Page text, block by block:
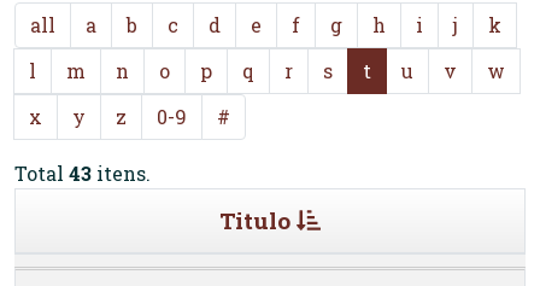
all a b c d e f g h i j
k
l
m n o p q r s t u v
w
x
y z 0-9 #
Total 43 itens.
Titulo